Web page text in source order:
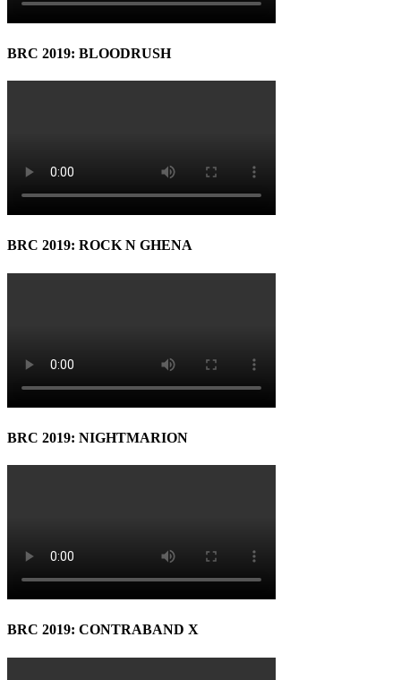
BRC 2019: BLOODRUSH
BRC 2019: ROCK N GHENA
BRC 2019: NIGHTMARION
BRC 2019: CONTRABAND X